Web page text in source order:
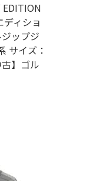
EDITION
ィショ
ップジ
サイズ：
】ゴル